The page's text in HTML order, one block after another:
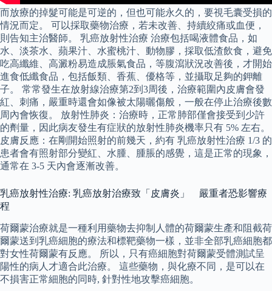
而放療的掉髮可能是可逆的，但也可能永久的，要視毛囊受損的
情況而定。 可以採取藥物治療，若未改善、持續絞痛或血便，
則告知主治醫師。 乳癌放射性治療 治療包括喝液體食品，如
水、淡茶水、蘋果汁、水蜜桃汁、動物膠，採取低渣飲食，避免
吃高纖維、高澱粉易造成脹氣食品，等腹瀉狀況改善後，才開始
進食低纖食品，包括飯類、香蕉、優格等，並攝取足夠的鉀離
子。 常常發生在放射線治療第2到3周後，治療範圍內皮膚會發
紅、刺痛，嚴重時還會如像被太陽曬傷般，一般在停止治療後數
周內會恢復。 放射性肺炎：治療時，正常肺部僅會接受到少許
的劑量，因此病友發生有症狀的放射性肺炎機率只有 5% 左右。
皮膚反應：在剛開始照射的前幾天，約有 乳癌放射性治療 1/3 的
患者會有照射部分變紅、水腫、腫脹的感覺，這是正常的現象，
通常在 3-5 天內會逐漸改善。
乳癌放射性治療: 乳癌放射治療致「皮膚炎」 嚴重者恐影響療
程
荷爾蒙治療就是一種利用藥物去抑制人體的荷爾蒙生產和阻截荷
爾蒙送到乳癌細胞的療法和標靶藥物一樣，並非全部乳癌細胞都
對女性荷爾蒙有反應。 所以，只有癌細胞對荷爾蒙受體測試呈
陽性的病人才適合此治療。 這些藥物，與化療不同，是可以在
不損害正常細胞的同時, 針對性地攻擊癌細胞。